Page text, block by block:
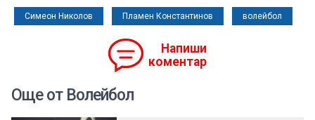
Симеон Николов Пламен Константинов волейбол
Напиши
коментар
Още от Волейбол